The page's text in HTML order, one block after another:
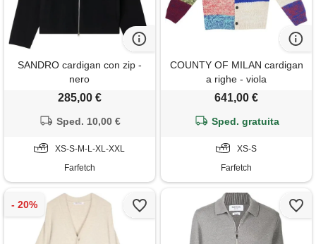
SANDRO cardigan con zip -
nero
285,00 €
Sped. 10,00 €
XS-S-M-L-XL-XXL
Farfetch
COUNTY OF MILAN cardigan
a righe - viola
641,00 €
Sped. gratuita
XS-S
Farfetch